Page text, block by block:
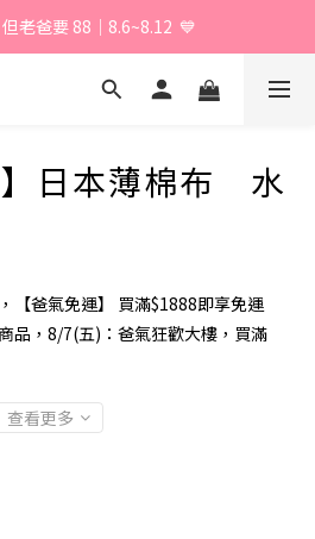
會員享獨家折扣 /
老爸要 88｜8.6~8.12  💙
會員享獨家折扣 /
】日本薄棉布 水
【爸氣免運】 買滿$1888即享免運
品，8/7(五)：爸氣狂歡大樓，買滿
查看更多